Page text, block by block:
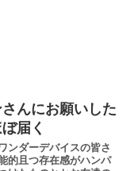
んにお願いした
届く
ンダーデバイスの皆さ
的且つ存在感がハンパ